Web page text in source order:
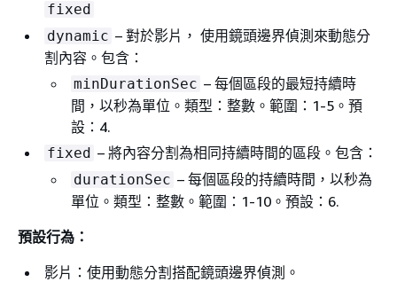
fixed
dynamic – 對於影片， 使用鏡頭邊界偵測來動態分
割內容。包含：
minDurationSec – 每個區段的最短持續時
間，以秒為單位。類型：整數。範圍：1-5。預
設：4.
fixed – 將內容分割為相同持續時間的區段。包含：
durationSec – 每個區段的持續時間，以秒為
單位。類型：整數。範圍：1-10。預設：6.
預設行為：
影片：使用動態分割搭配鏡頭邊界偵測。